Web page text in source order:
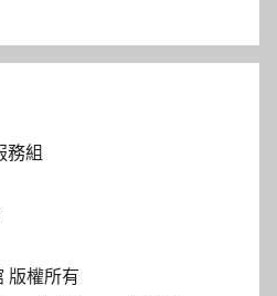
務組
版權所有